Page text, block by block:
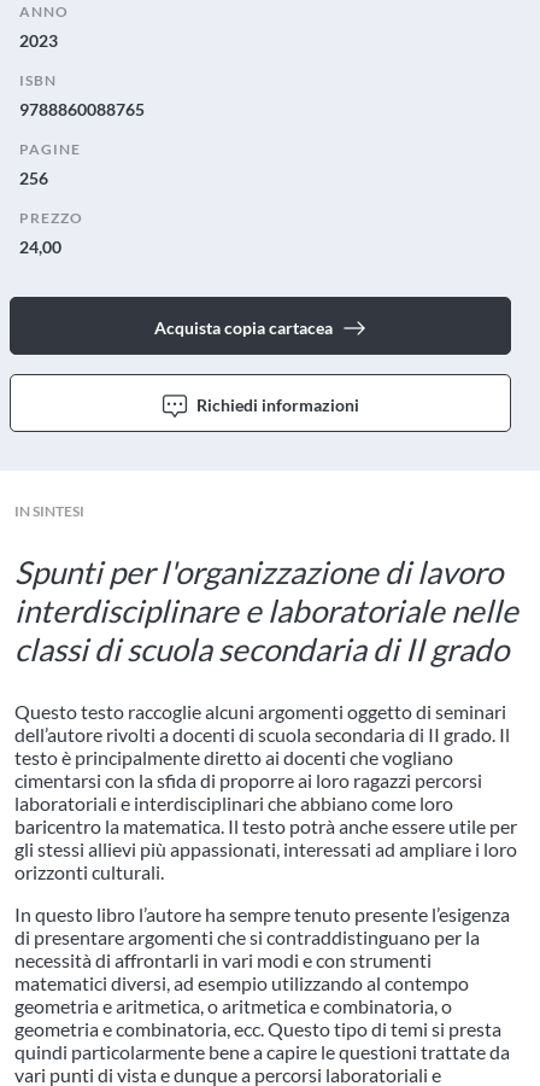
ANNO
2023
ISBN
9788860088765
PAGINE
256
PREZZO
24,00
Acquista copia cartacea
Richiedi informazioni
IN SINTESI
Spunti per l'organizzazione di lavoro
interdisciplinare e laboratoriale nelle
classi di scuola secondaria di II grado
Questo testo raccoglie alcuni argomenti oggetto di seminari
dell’autore rivolti a docenti di scuola secondaria di II grado. Il
testo è principalmente diretto ai docenti che vogliano
cimentarsi con la sfida di proporre ai loro ragazzi percorsi
laboratoriali e interdisciplinari che abbiano come loro
baricentro la matematica. Il testo potrà anche essere utile per
gli stessi allievi più appassionati, interessati ad ampliare i loro
orizzonti culturali.
In questo libro l’autore ha sempre tenuto presente l’esigenza
di presentare argomenti che si contraddistinguano per la
necessità di affrontarli in vari modi e con strumenti
matematici diversi, ad esempio utilizzando al contempo
geometria e aritmetica, o aritmetica e combinatoria, o
geometria e combinatoria, ecc. Questo tipo di temi si presta
quindi particolarmente bene a capire le questioni trattate da
vari punti di vista e dunque a percorsi laboratoriali e